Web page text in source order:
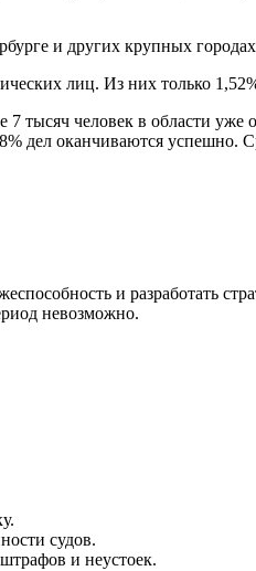
и других крупных
лиц. Из них только
тысяч человек в области
дел оканчиваются успешно.
и разработать
невозможно.
судов.
и неустоек.